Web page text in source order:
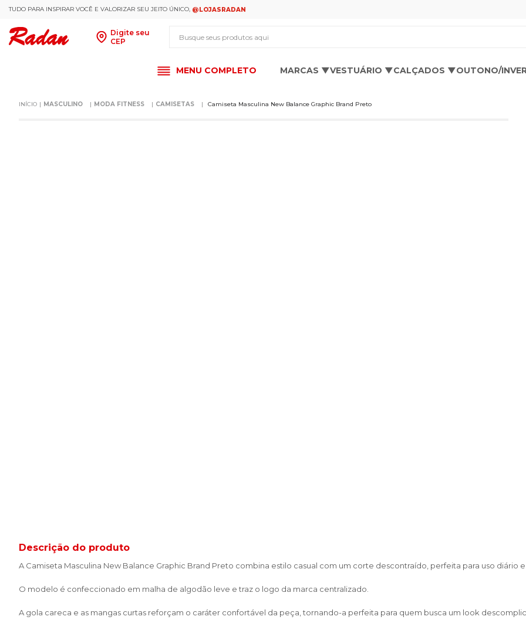
TUDO PARA INSPIRAR VOCÊ E VALORIZAR SEU JEITO ÚNICO, @LOJASRADAN
Digite seu
CEP
MENU COMPLETO MARCAS ▼VESTUÁRIO ▼CALÇADOS ▼OUTONO/
MASCULINO MODA FITNESS CAMISETAS Camiseta Masculina New Balance Graphic Brand Preto
Descrição do produto
A Camiseta Masculina New Balance Graphic Brand Preto combina estilo casual com um corte descontraído, perfeita para uso diário
O modelo é confeccionado em malha de algodão leve e traz o logo da marca centralizado.
A gola careca e as mangas curtas reforçam o caráter confortável da peça, tornando-a perfeita para quem busca um look